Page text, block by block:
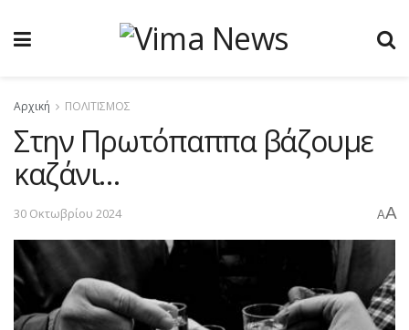
Αρχική ΠΟΛΙΤΙΣΜΟΣ
Στην Πρωτόπαππα βάζουμε
καζάνι…
30 Οκτωβρίου 2024 AA